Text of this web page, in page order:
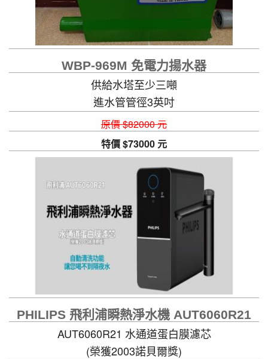
WBP-969M 免電力揚水器
供給水塔至少三噸
進水管管徑3英吋
原價 $82000 元
特價 $73000 元
PHILIPS 飛利浦瞬熱淨水機 AUT6060R21
AUT6060R21 水通道蛋白膜濾芯
(榮獲2003諾貝爾獎)